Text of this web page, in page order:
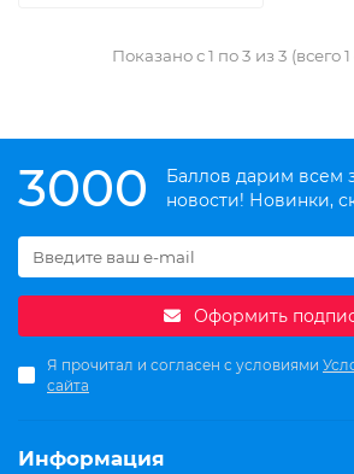
Показано с 1 по 3 из 3 (всего
3000
Баллов дарим всем
новости! Новинки,
Оформить
Я прочитал и согласен с условиями
сайта
Информация